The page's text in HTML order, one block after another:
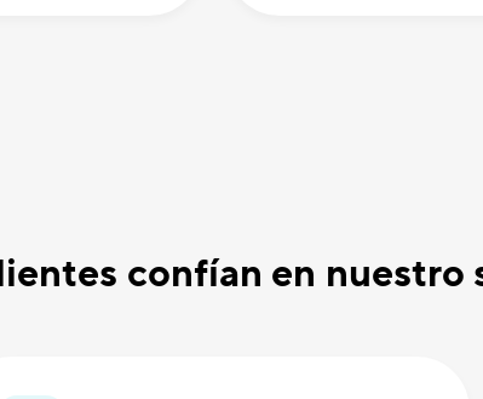
confían en nuestro